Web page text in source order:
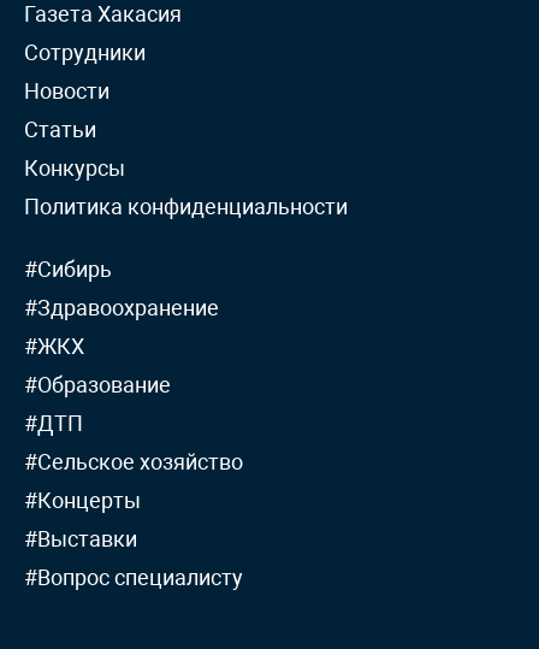
Газета Хакасия
Сотрудники
Новости
Статьи
Конкурсы
Политика конфиденциальности
#Сибирь
#Здравоохранение
#ЖКХ
#Образование
#ДТП
#Сельское хозяйство
#Концерты
#Выставки
#Вопрос специалисту